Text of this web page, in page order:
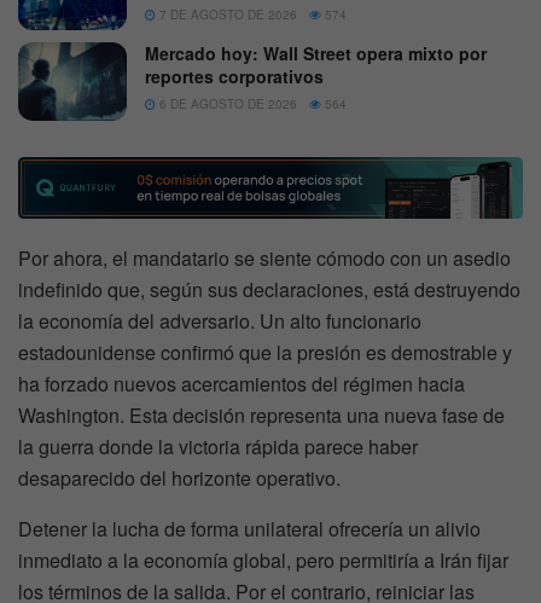
7 DE AGOSTO DE 2026 574
Mercado hoy: Wall Street opera mixto por
reportes corporativos
6 DE AGOSTO DE 2026 564
Por ahora, el mandatario se siente cómodo con un asedio
indefinido que, según sus declaraciones, está destruyendo
la economía del adversario. Un alto funcionario
estadounidense confirmó que la presión es demostrable y
ha forzado nuevos acercamientos del régimen hacia
Washington. Esta decisión representa una nueva fase de
la guerra donde la victoria rápida parece haber
desaparecido del horizonte operativo.
Detener la lucha de forma unilateral ofrecería un alivio
inmediato a la economía global, pero permitiría a Irán fijar
los términos de la salida. Por el contrario, reiniciar las